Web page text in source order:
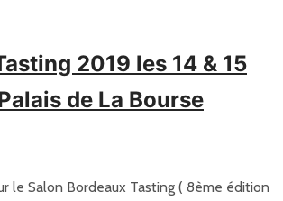
2019 les 14 & 15
de La Bourse
le Salon Bordeaux Tasting ( 8ème édition